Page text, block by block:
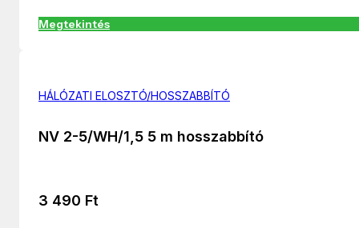
Megtekintés
HÁLÓZATI ELOSZTÓ/HOSSZABBÍTÓ
NV 2-5/WH/1,5 5 m hosszabbító
3 490 Ft